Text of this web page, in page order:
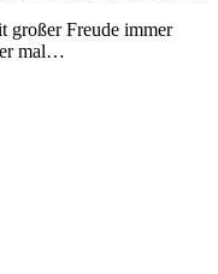
großer Freude immer
mal…